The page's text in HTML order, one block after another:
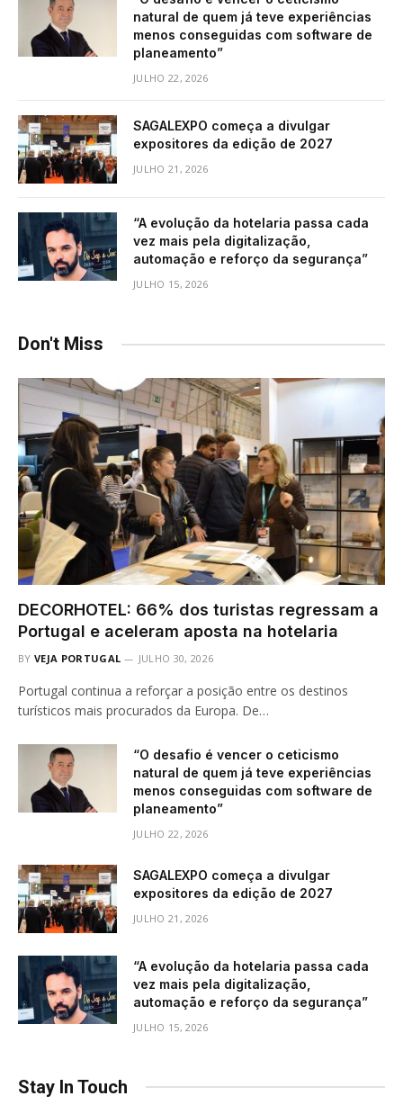
natural de quem já teve experiências
menos conseguidas com software de
planeamento”
JULHO 22, 2026
SAGALEXPO começa a divulgar
expositores da edição de 2027
JULHO 21, 2026
“A evolução da hotelaria passa cada
vez mais pela digitalização,
automação e reforço da segurança”
JULHO 15, 2026
Don't Miss
DECORHOTEL: 66% dos turistas regressam a
Portugal e aceleram aposta na hotelaria
BY VEJA PORTUGAL JULHO 30, 2026
Portugal continua a reforçar a posição entre os destinos
turísticos mais procurados da Europa. De…
“O desafio é vencer o ceticismo
natural de quem já teve experiências
menos conseguidas com software de
planeamento”
JULHO 22, 2026
SAGALEXPO começa a divulgar
expositores da edição de 2027
JULHO 21, 2026
“A evolução da hotelaria passa cada
vez mais pela digitalização,
automação e reforço da segurança”
JULHO 15, 2026
Stay In Touch